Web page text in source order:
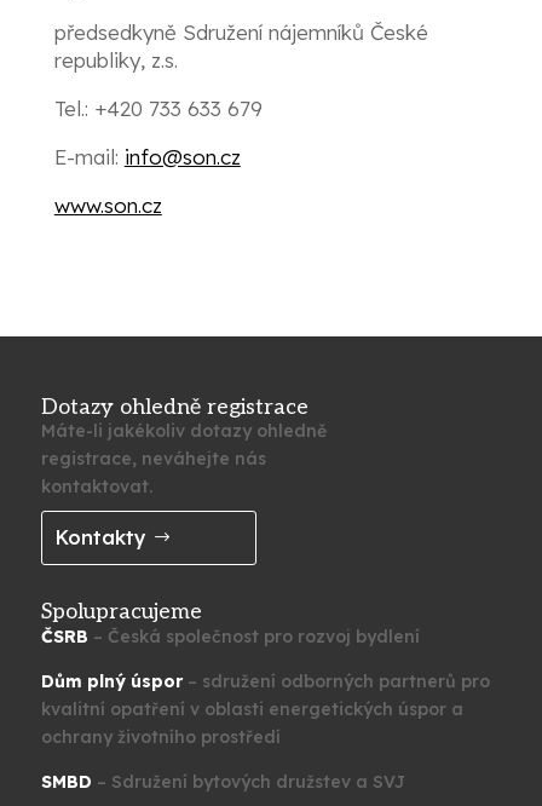
předsedkyně Sdružení nájemníků České
republiky, z.s.
Tel.: +420 733 633 679
E-mail: info@son.cz
www.son.cz
Dotazy ohledně registrace
Máte-li jakékoliv dotazy ohledně
registrace, neváhejte nás
kontaktovat.
Kontakty
Spolupracujeme
ČSRB – Česká společnost pro rozvoj bydlení
Dům plný úspor– sdružení odborných partnerů pro
kvalitní opatření v oblasti energetických úspor a
ochrany životního prostředí
SMBD – Sdružení bytových družstev a SVJ